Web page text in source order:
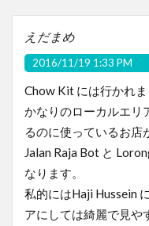
えだまめ
2016/11/19 1:33 PM
Chow Kit には行かれま
かなりのローカルエリ
るのに使っているお店
Jalan Raja Bot と
なります。
私的にはHaji Hussein
アにしては綺麗で見や